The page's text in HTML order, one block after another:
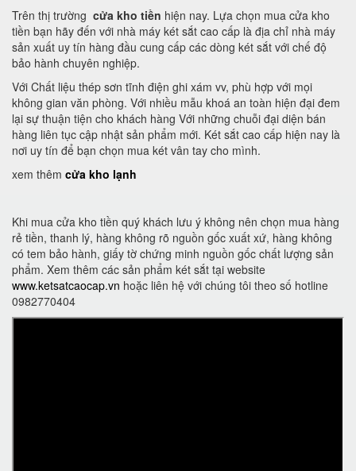
Trên thị trường cửa kho tiền hiện nay. Lựa chọn mua cửa kho
tiền bạn hãy đến với nhà máy két sắt cao cấp là địa chỉ nhà máy
sản xuất uy tín hàng đầu cung cấp các dòng két sắt với chế độ
bảo hành chuyên nghiệp.
Với Chất liệu thép sơn tĩnh điện ghi xám vv, phù hợp với mọi
không gian văn phòng. Với nhiều mẫu khoá an toàn hiện đại đem
lại sự thuận tiện cho khách hàng Với những chuỗi đại diện bán
hàng liên tục cập nhật sản phẩm mới. Két sắt cao cấp hiện nay là
nơi uy tín để bạn chọn mua két vân tay cho mình.
xem thêm cửa kho lạnh
Khi mua cửa kho tiền quý khách lưu ý không nên chọn mua hàng
rẻ tiền, thanh lý, hàng không rõ nguồn gốc xuất xứ, hàng không
có tem bảo hành, giấy tờ chứng minh nguồn gốc chất lượng sản
phẩm. Xem thêm các sản phẩm két sắt tại website
www.ketsatcaocap.vn hoặc liên hệ với chúng tôi theo số hotline
0982770404